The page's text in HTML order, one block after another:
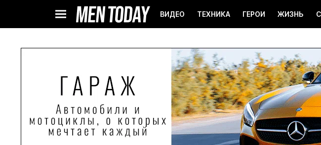
ВИДЕО ТЕХНИКА ГЕРОИ ЖИЗНЬ